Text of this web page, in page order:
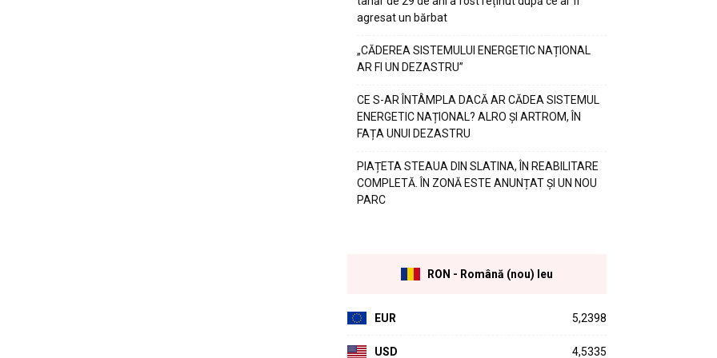
agresat un bărbat
„CĂDEREA SISTEMULUI ENERGETIC NAȚIONAL
AR FI UN DEZASTRU”
CE S-AR ÎNTÂMPLA DACĂ AR CĂDEA SISTEMUL
ENERGETIC NAȚIONAL? ALRO ȘI ARTROM, ÎN
FAȚA UNUI DEZASTRU
PIAȚETA STEAUA DIN SLATINA, ÎN REABILITARE
COMPLETĂ. ÎN ZONĂ ESTE ANUNȚAT ȘI UN NOU
PARC
RON - Română (nou) leu
EUR 5,2398
USD 4,5335